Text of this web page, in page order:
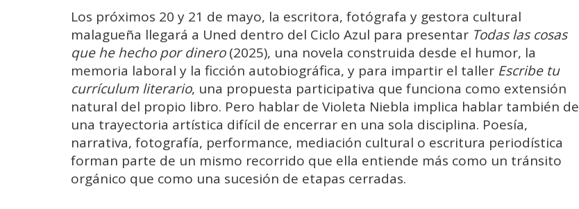
Los próximos 20 y 21 de mayo, la escritora, fotógrafa y gestora cultural
malagueña llegará a Uned dentro del Ciclo Azul para presentar Todas las cosas
que he hecho por dinero(2025), una novela construida desde el humor, la
memoria laboral y la ficción autobiográfica, y para impartir el taller Escribe tu
currículum literario, una propuesta participativa que funciona como extensión
natural del propio libro. Pero hablar de Violeta Niebla implica hablar también de
una trayectoria artística difícil de encerrar en una sola disciplina. Poesía,
narrativa, fotografía, performance, mediación cultural o escritura periodística
forman parte de un mismo recorrido que ella entiende más como un tránsito
orgánico que como una sucesión de etapas cerradas.